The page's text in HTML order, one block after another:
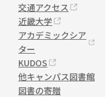
交通アクセス
近畿大学
アカデミックシア
ター
KUDOS
他キャンパス図書館
図書の寄贈